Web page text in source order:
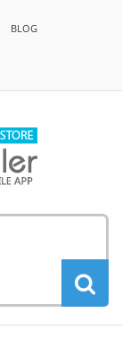
BLOG